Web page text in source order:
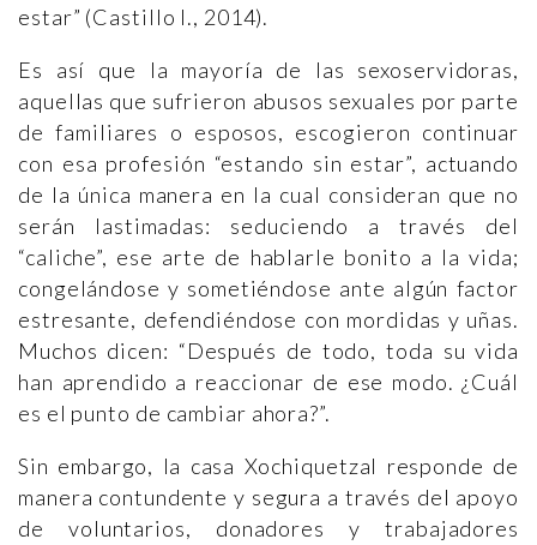
estar” (Castillo I., 2014).
Es así que la mayoría de las sexoservidoras,
aquellas que sufrieron abusos sexuales por parte
de familiares o esposos, escogieron continuar
con esa profesión “estando sin estar”, actuando
de la única manera en la cual consideran que no
serán lastimadas: seduciendo a través del
“caliche”, ese arte de hablarle bonito a la vida;
congelándose y sometiéndose ante algún factor
estresante, defendiéndose con mordidas y uñas.
Muchos dicen: “Después de todo, toda su vida
han aprendido a reaccionar de ese modo. ¿Cuál
es el punto de cambiar ahora?”.
Sin embargo, la casa Xochiquetzal responde de
manera contundente y segura a través del apoyo
de voluntarios, donadores y trabajadores